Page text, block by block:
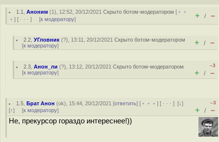
1.1 ,Аноним (1), 12:52, 20/12/2021Скрыто ботом-модератором [ ﹢﹢
﹢ ] [ · · · ] [к модератору] + / –
2.2 ,УГловник (?), 13:11, 20/12/2021Скрыто ботом-модератором
[к модератору] + / –
2.3 ,Анон_ли (?), 13:12, 20/12/2021Скрыто ботом-модератором
[к модератору]
–3
+ / –
1.5 ,Брат Анон (ok), 15:44, 20/12/2021 [ответить] [ ﹢﹢﹢] [ · · ·][↓]
[↑] [к модератору]
–3
+ / –
Не, прекурсор гораздо интереснее!))